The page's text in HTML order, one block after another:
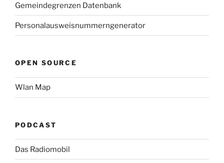
Gemeindegrenzen Datenbank
Personalausweisnummerngenerator
OPEN SOURCE
Wlan Map
PODCAST
Das Radiomobil